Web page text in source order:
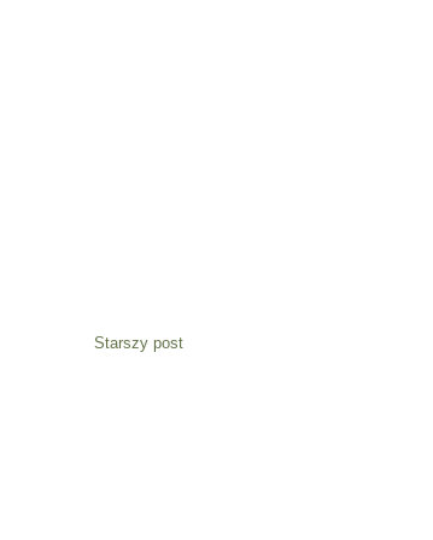
Starszy post